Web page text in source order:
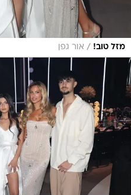
מזל טוב! / אור גפן